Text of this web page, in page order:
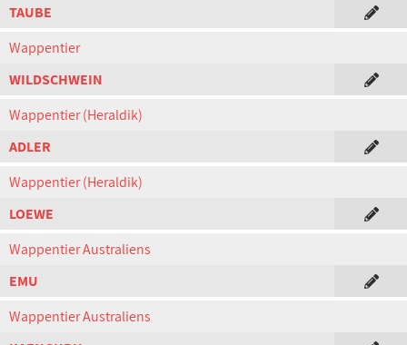
TAUBE
Wappentier
WILDSCHWEIN
Wappentier (Heraldik)
ADLER
Wappentier (Heraldik)
LOEWE
Wappentier Australiens
EMU
Wappentier Australiens